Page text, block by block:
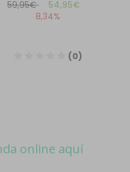
online aquí